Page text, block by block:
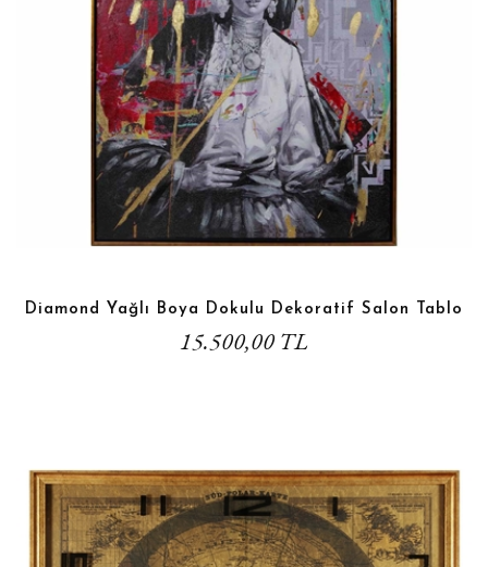
Diamond Yağlı Boya Dokulu Dekoratif Salon Tablo
15.500,00 TL